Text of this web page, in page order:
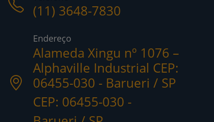
(11) 3648-7830
Endereço
Alameda Xingu nº 1076 –
Alphaville Industrial CEP:
06455-030 - Barueri / SP
CEP: 06455-030 -